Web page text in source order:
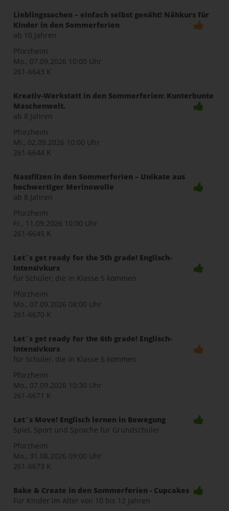
Lieblingssachen – einfach selbst genäht! Nähkurs für
Kinder in den Sommerferien
ab 10 Jahren
Pforzheim
Mo., 07.09.2026 10:00 Uhr
261-6643 K
Kreativ-Werkstatt in den Sommerferien: Kunterbunte
Maschenwelt.
ab 8 Jahren
Pforzheim
Mi., 02.09.2026 10:00 Uhr
261-6644 K
Nassfilzen in den Sommerferien – Unikate aus
hochwertiger Merinowolle
ab 8 Jahren
Pforzheim
Fr., 11.09.2026 10:00 Uhr
261-6645 K
Let´s get ready for the 5th grade! Englisch-
Intensivkurs
für Schüler, die in Klasse 5 kommen
Pforzheim
Mo., 07.09.2026 08:00 Uhr
261-6670 K
Let´s get ready for the 6th grade! Englisch-
Intensivkurs
für Schüler, die in Klasse 6 kommen
Pforzheim
Mo., 07.09.2026 10:30 Uhr
261-6671 K
Let´s Move! Englisch lernen in Bewegung
Spiel, Sport und Sprache für Grundschüler
Pforzheim
Mo., 31.08.2026 09:00 Uhr
261-6673 K
Bake & Create in den Sommerferien - Cupcakes
Für Kinder im Alter von 10 bis 12 Jahren